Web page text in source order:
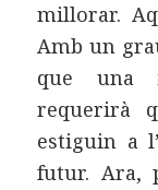
millorar.
Amb un
que una
requerirà
estiguin a
futur. Ara,